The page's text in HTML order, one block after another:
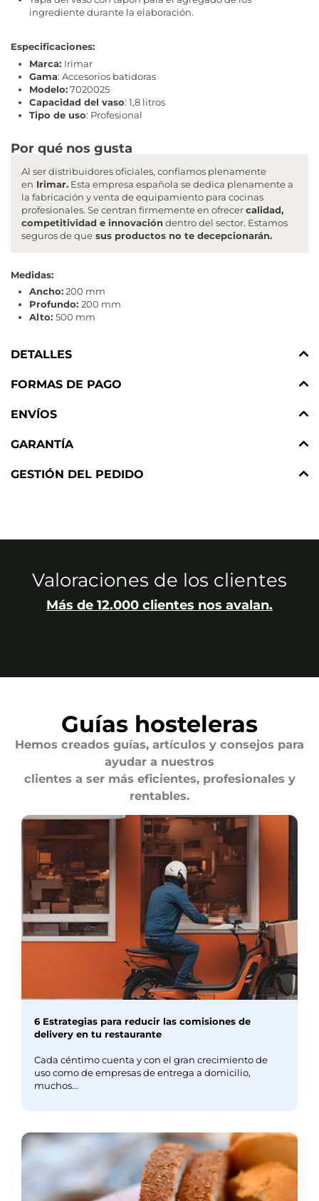
ingrediente durante la elaboración.
Especificaciones:
Marca: Irimar
Gama: Accesorios batidoras
Modelo:7020025
Capacidad del vaso: 1,8 litros
Tipo de uso: Profesional
Por qué nos gusta
Al ser distribuidores oficiales, confiamos plenamente
en Irimar. Esta empresa española se dedica plenamente a
la fabricación y venta de equipamiento para cocinas
profesionales. Se centran firmemente en ofrecercalidad,
competitividad e innovación dentro del sector. Estamos
seguros de que sus productos no te decepcionarán.
Medidas:
Ancho:200 mm
Profundo: 200 mm
Alto: 500 mm
DETALLES
FORMAS DE PAGO
ENVÍOS
GARANTÍA
GESTIÓN DEL PEDIDO
Valoraciones de los clientes
Más de 12.000 clientes nos avalan.
Guías hosteleras
Hemos creados guías, artículos y consejos para
ayudar a nuestros
clientes a ser más eficientes, profesionales y
rentables.
6 Estrategias para reducir las comisiones de
delivery en tu restaurante
Cada céntimo cuenta y con el gran crecimiento de
uso como de empresas de entrega a domicilio,
muchos...